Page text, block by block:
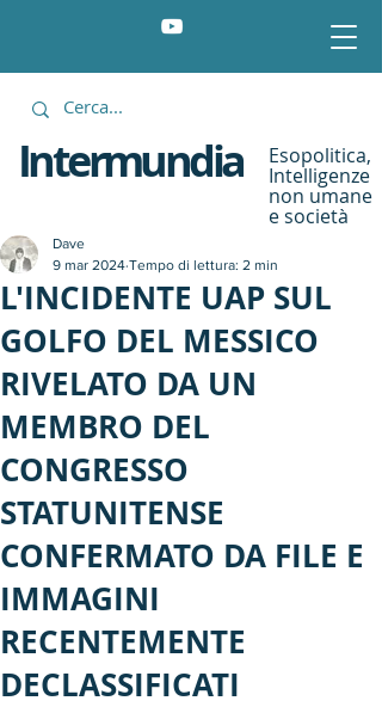
Intermundia Esopolitica,
Intelligenze
non umane
e società
L'INCIDENTE UAP SUL
GOLFO DEL MESSICO
RIVELATO DA UN
MEMBRO DEL
CONGRESSO
STATUNITENSE
CONFERMATO DA FILE E
IMMAGINI
RECENTEMENTE
DECLASSIFICATI
Dave
9 mar 2024 Tempo di lettura: 2 min